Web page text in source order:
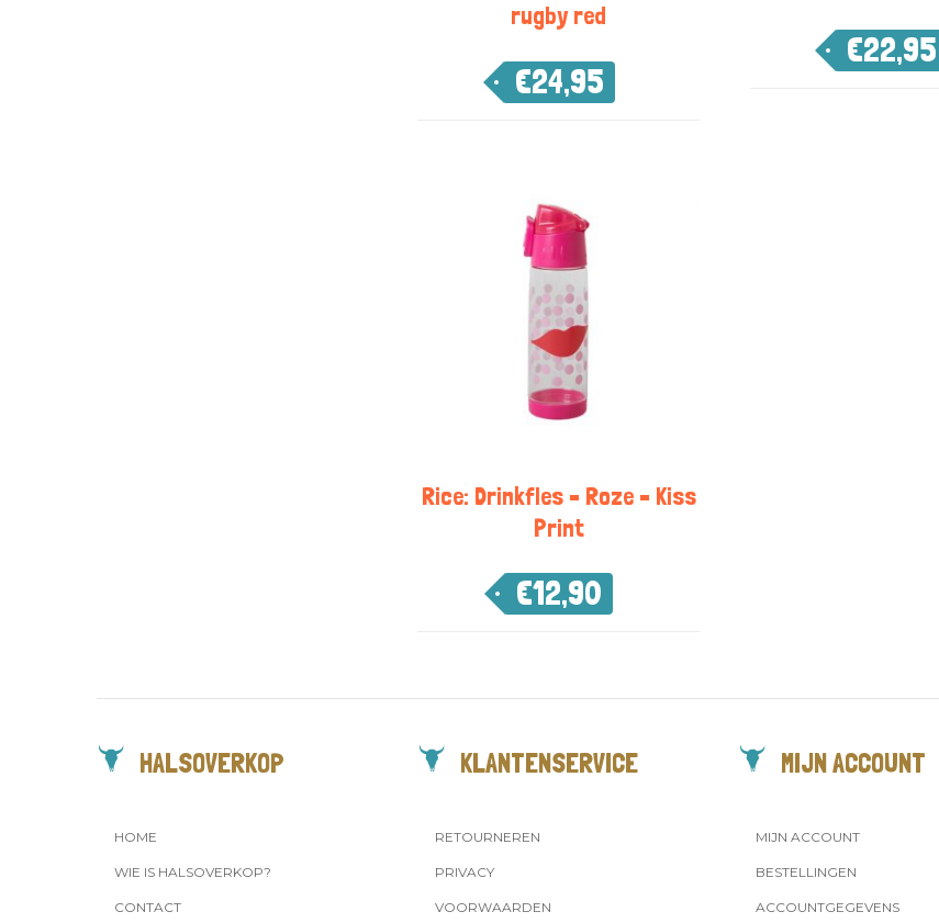
rugby red
€24,95
€22,95
Rice: Drinkfles – Roze – Kiss
Print
€12,90
HALSOVERKOP
HOME
WIE IS HALSOVERKOP?
CONTACT
KLANTENSERVICE
RETOURNEREN
PRIVACY
VOORWAARDEN
MIJN ACCOUNT
MIJN ACCOUNT
BESTELLINGEN
ACCOUNTGEGEVENS